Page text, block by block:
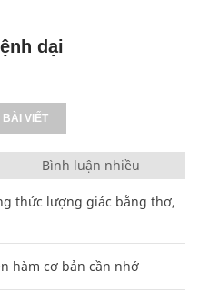
dại
BÀI VIẾT
Bình luận nhiều
thức lượng giác bằng thơ,
hàm cơ bản cần nhớ